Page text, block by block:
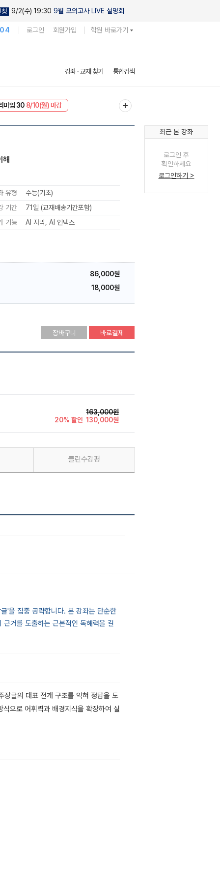
청 9/2(수) 19:30 9월 모의고사 LIVE 설명회
로그인 회원가입 학원 바로가기
강좌 · 교재 찾기 통합검색
미엄 30 8/10(월) 마감
해
유형
수능(기초)
기간
71일 (교재배송기간포함)
기능 AI 자막 AI 인덱스
86,000원
18,000원
장바구니 바로결제
163,000원
20% 할인 130,000원
클린수강평
'을 집중 공략합니다. 본 강좌는 단순한
거를 도출하는 근본적인 독해력을 길
장글의 대표 전개 구조를 익혀 정답을 도
으로 어휘력과 배경지식을 확장하여 실
최근 본 강좌
로그인 후
확인하세요
로그인하기 >